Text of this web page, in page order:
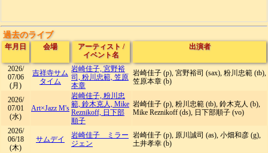
過去のライブ
年月日 会場 アーティスト /
イベント名
出演者
2026/
07/06
(月)
吉祥寺サム
タイム
岩崎佳子, 宮野裕
司, 粉川忠範, 笠原
本章
岩崎佳子 (p), 宮野裕司 (sax), 粉川忠範 (tb),
笠原本章 (b)
2026/
07/01
(水)
Art×Jazz M's
岩崎佳子, 粉川忠
範, 鈴木克人, Mike
Reznikoff, 日下部
順子
岩崎佳子 (p), 粉川忠範 (tb), 鈴木克人 (b),
Mike Reznikoff (ds), 日下部順子 (vo)
2026/
06/18
(木)
サムデイ
岩崎佳子 ミラー
ジェン
岩崎佳子 (p), 原川誠司 (as), 小畑和彦 (g),
土井孝幸 (b)